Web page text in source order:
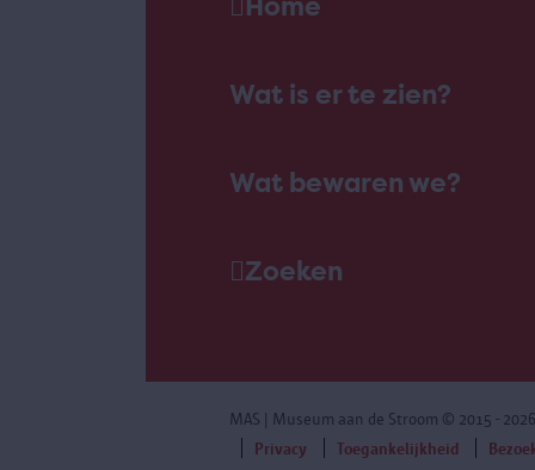
Home
Wat is er te zien?
Wat bewaren we?
Zoeken
MAS | Museum aan de Stroom © 2015 -
Privacy
Toegankelijkheid